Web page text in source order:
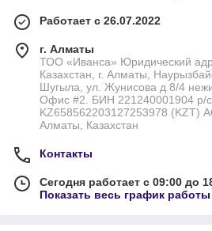
Работает с 26.07.2022
г. Алматы
ТОО «Иванса» Юридический
Казахстан, г. Алматы,
Шугыла, ул. Жунисова д.8/4
Офис #2. БИН 221240001904 р/с
KZ658562203127253978 (KZT)
Алматы, Казахстан
Контакты
Сегодня работает с 09:00 до
Показать весь график работы